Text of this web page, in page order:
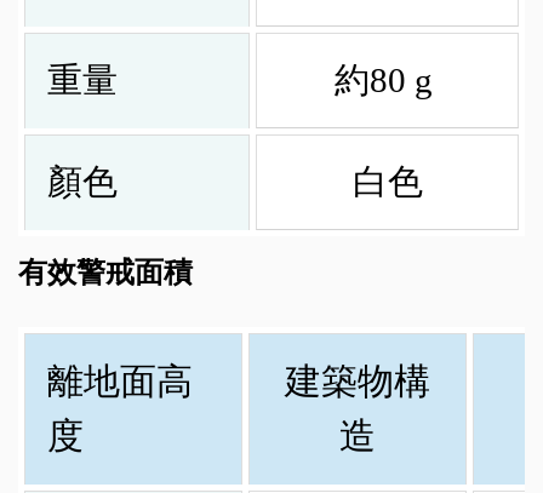
重量 約80 g
顏色 白色
有效警戒面積
離地面高
度
建築物構
造